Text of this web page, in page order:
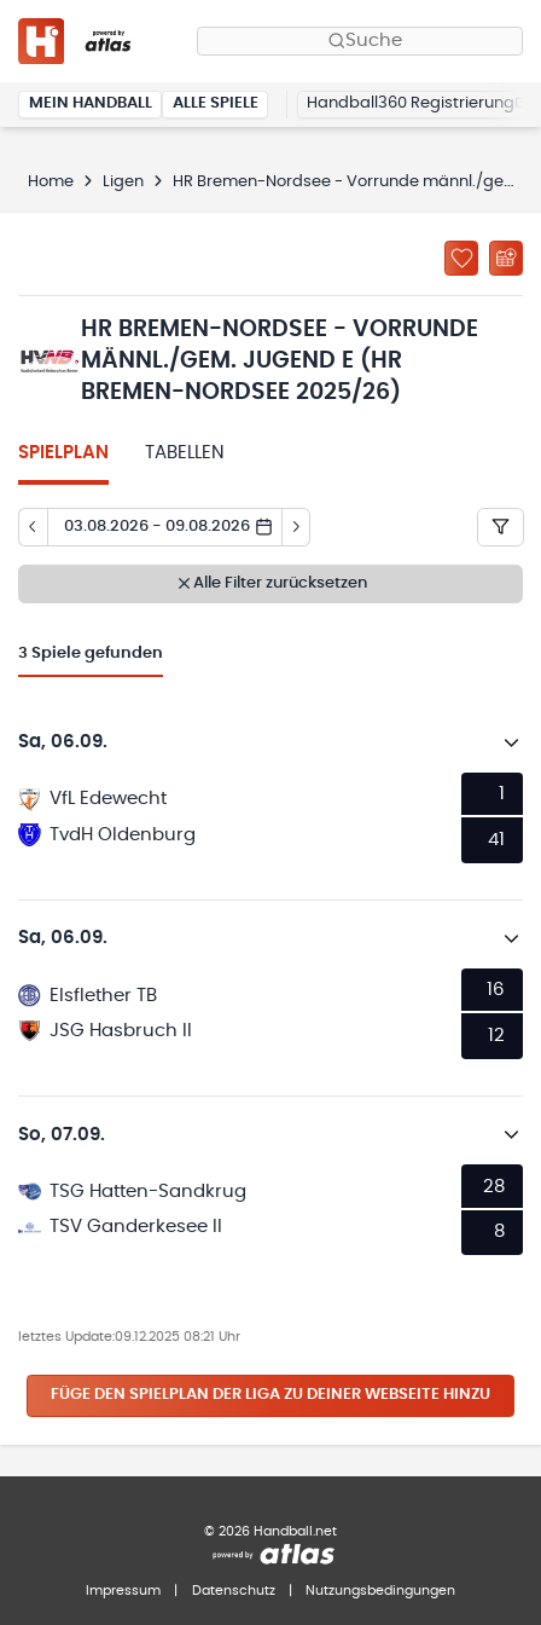
Suche
MEIN HANDBALL ALLE SPIELE Handball360 Registrierung
Home Ligen HR Bremen-Nordsee - Vorrunde männl./gem. Jugend E (HR Bremen-Nordsee 2025/26)
HR BREMEN-NORDSEE - VORRUNDE
MÄNNL./GEM. JUGEND E (HR
BREMEN-NORDSEE 2025/26)
SPIELPLAN TABELLEN
03.08.2026 - 09.08.2026
Alle Filter zurücksetzen
3 Spiele gefunden
Sa, 06.09.
VfL Edewecht
TvdH Oldenburg
41
Sa, 06.09.
Elsflether TB
JSG Hasbruch II
16
12
So, 07.09.
TSG Hatten-Sandkrug
TSV Ganderkesee II
28
8
letztes Update:09.12.2025 08:21 Uhr
FÜGE DEN SPIELPLAN DER LIGA ZU DEINER WEBSEITE HINZU
© 2026 Handball.net
Impressum Datenschutz Nutzungsbedingungen